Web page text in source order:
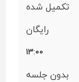
تکمیل شده
رایگان
13:00
بدون جلسه